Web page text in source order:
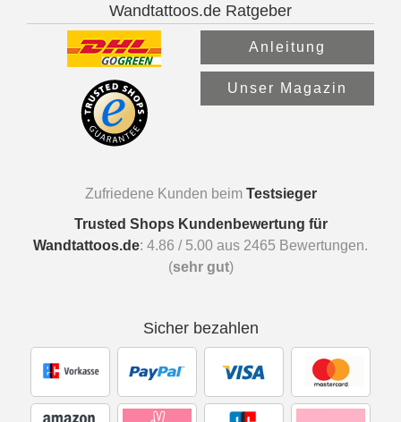
Wandtattoos.de Ratgeber
Anleitung
Unser Magazin
Zufriedene Kunden beim Testsieger
Trusted Shops Kundenbewertung für
Wandtattoos.de: 4.86 / 5.00 aus 2465 Bewertungen.
(sehr gut)
Sicher bezahlen